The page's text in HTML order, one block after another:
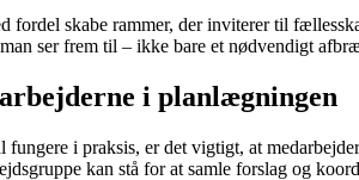
fordel skabe rammer, der inviterer til
ser frem til – ikke bare et nødvendigt
i planlægningen
fungere i praksis, er det vigtigt, at
kan stå for at samle forslag og